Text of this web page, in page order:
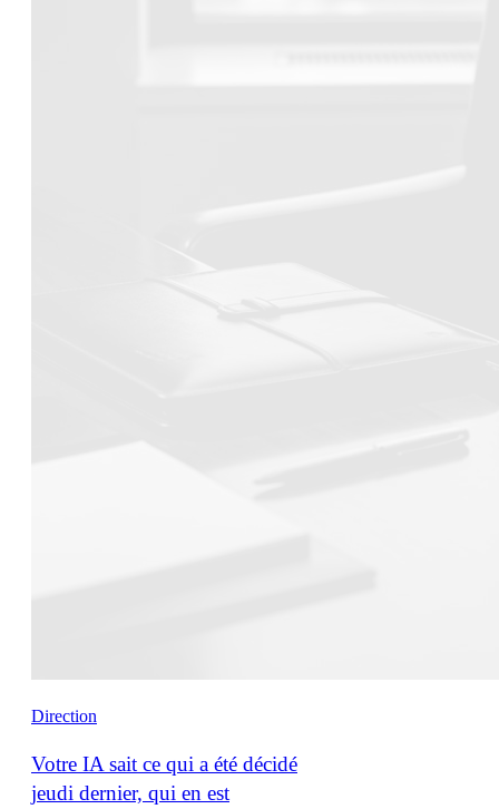
Direction
Votre IA sait ce qui a été décidé
jeudi dernier, qui en est